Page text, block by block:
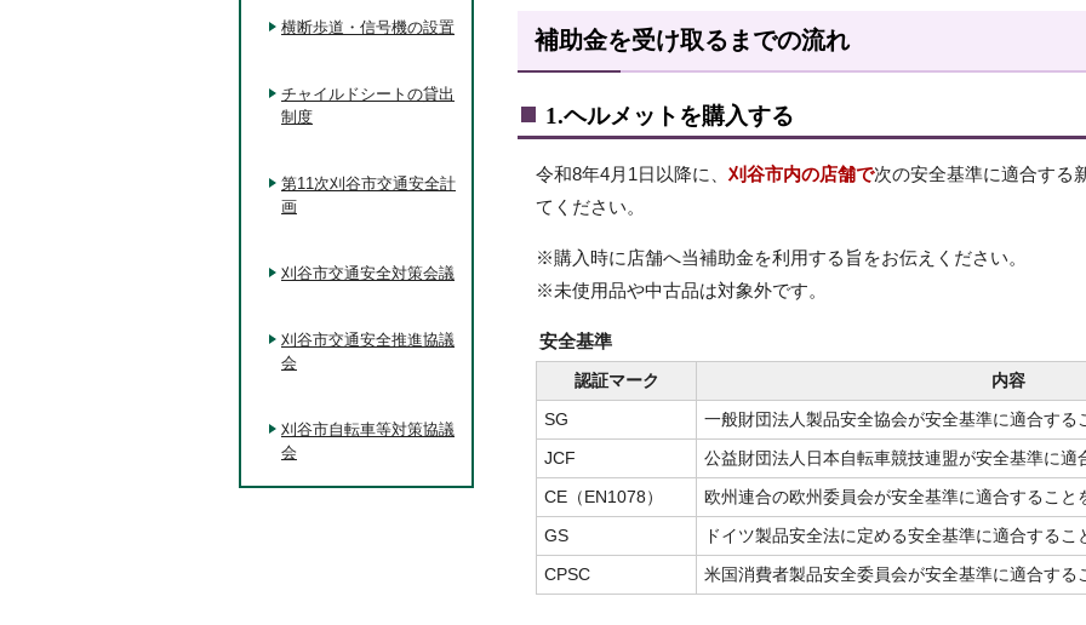
補助金を受け取るまでの流れ
1.ヘルメットを購入する
令和8年4月1日以降に、 刈谷市内の店舗で次の安全基準に適合する
てください。
※購入時に店舗へ当補助金を利用する旨をお伝えください。
※未使用品や中古品は対象外です。
安全基準
認証マーク
内容
SG
一般財団法人製品安全協会が安全基準に適合する
JCF
公益財団法人日本自転車競技連盟が安全基準に適
CE（EN1078）
欧州連合の欧州委員会が安全基準に適合すること
GS
ドイツ製品安全法に定める安全基準に適合するこ
CPSC
米国消費者製品安全委員会が安全基準に適合する
横断歩道・信号機の設置
チャイルドシートの貸出
制度
第11次刈谷市交通安全計
画
刈谷市交通安全対策会議
刈谷市交通安全推進協議
会
刈谷市自転車等対策協議
会